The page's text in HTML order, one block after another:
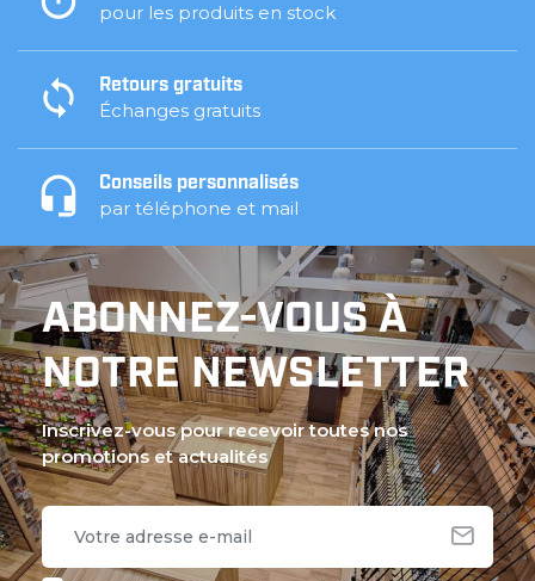
pour les produits en stock
Retours gratuits
Échanges gratuits
Conseils personnalisés
par téléphone et mail
ABONNEZ-VOUS À
NOTRE NEWSLETTER
Inscrivez-vous pour recevoir toutes nos
promotions et actualités